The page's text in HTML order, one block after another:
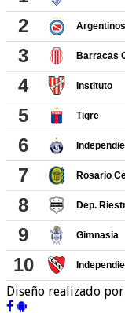
Diseño realizado por